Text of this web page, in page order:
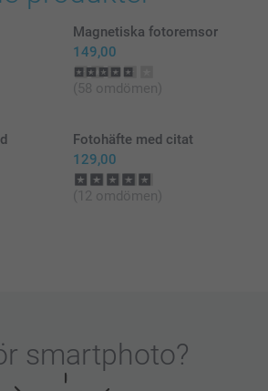
Magnetiska fotoremsor
149,00
(58 omdömen)
Fotohäfte med citat
129,00
(12 omdömen)
smartphoto?